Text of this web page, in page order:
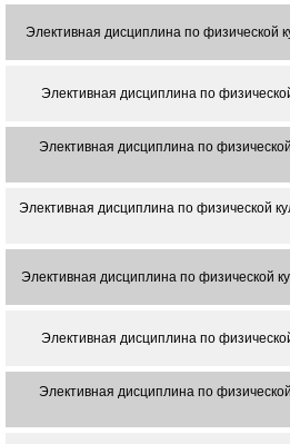
Элективная дисциплина по физической
Элективная дисциплина по
Элективная дисциплина по
Элективная дисциплина по физической
Элективная дисциплина по физической
Элективная дисциплина по
Элективная дисциплина по